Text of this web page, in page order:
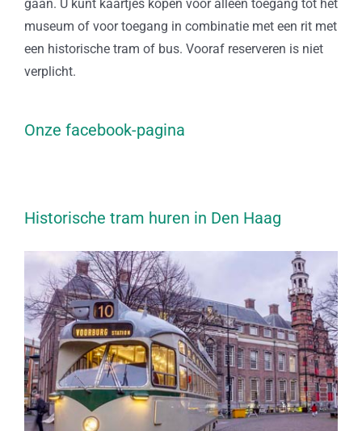
gaan. U kunt kaartjes kopen voor alleen toegang tot het
museum of voor toegang in combinatie met een rit met
een historische tram of bus. Vooraf reserveren is niet
verplicht.
Onze facebook-pagina
Historische tram huren in Den Haag